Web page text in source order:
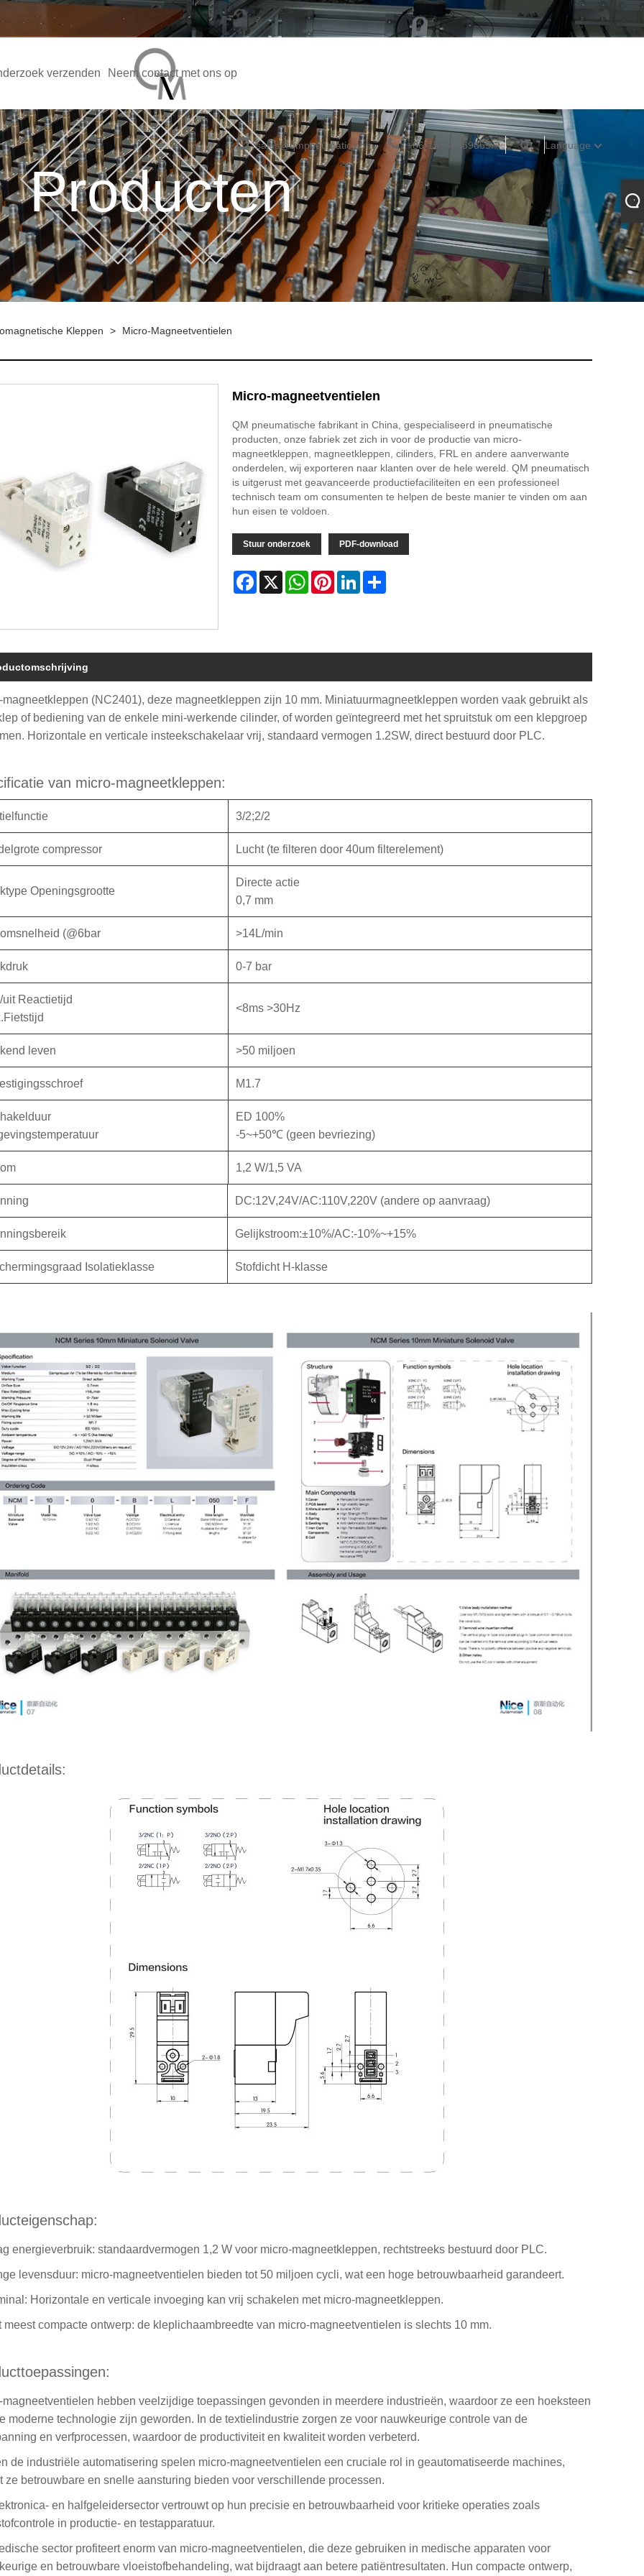
verzenden Neem contact met ons op
sales@qmpneumatic.com +86-15988669855 Language
Producten
Kleppen > Micro-Magneetventielen
Micro-magneetventielen
QM pneumatische fabrikant in China, gespecialiseerd in pneumatische
producten, onze fabriek zet zich in voor de productie van micro-
magneetkleppen, magneetkleppen, cilinders, FRL en andere aanverwante
onderdelen, wij exporteren naar klanten over de hele wereld. QM pneumatisch
is uitgerust met geavanceerde productiefaciliteiten en een professioneel
technisch team om consumenten te helpen de beste manier te vinden om aan
hun eisen te voldoen.
Stuur onderzoek PDF-download
Facebook
X WhatsAppPinterestLinkedInShare
magneetkleppen (NC2401), deze magneetkleppen zijn 10 mm. Miniatuurmagneetkleppen worden vaak gebruikt als
of bediening van de enkele mini-werkende cilinder, of worden geïntegreerd met het spruitstuk om een ​​klepgroep
Horizontale en verticale insteekschakelaar vrij, standaard vermogen 1.2SW, direct bestuurd door PLC.
van micro-magneetkleppen:
3/2;2/2
compressor Lucht (te filteren door 40um filterelement)
Openingsgrootte
Directe actie
0,7 mm
(@6bar >14L/min
0-7 bar
uit Reactietijd
<8ms >30Hz
leven >50 miljoen
M1.7
ED 100%
-5~+50℃ (geen bevriezing)
1,2 W/1,5 VA
DC:12V,24V/AC:110V,220V (andere op aanvraag)
Gelijkstroom:±10%/AC:-10%~+15%
Isolatieklasse Stofdicht H-klasse
energieverbruik: standaardvermogen 1,2 W voor micro-magneetkleppen, rechtstreeks bestuurd door PLC.
levensduur: micro-magneetventielen bieden tot 50 miljoen cycli, wat een hoge betrouwbaarheid garandeert.
Horizontale en verticale invoeging kan vrij schakelen met micro-magneetkleppen.
meest compacte ontwerp: de kleplichaambreedte van micro-magneetventielen is slechts 10 mm.
magneetventielen hebben veelzijdige toepassingen gevonden in meerdere industrieën, waardoor ze een hoeksteen
moderne technologie zijn geworden. In de textielindustrie zorgen ze voor nauwkeurige controle van de
en verfprocessen, waardoor de productiviteit en kwaliteit worden verbeterd.
de industriële automatisering spelen micro-magneetventielen een cruciale rol in geautomatiseerde machines,
ze betrouwbare en snelle aansturing bieden voor verschillende processen.
en halfgeleidersector vertrouwt op hun precisie en betrouwbaarheid voor kritieke operaties zoals
in productie- en testapparatuur.
sector profiteert enorm van micro-magneetventielen, die deze gebruiken in medische apparaten voor
en betrouwbare vloeistofbehandeling, wat bijdraagt ​​aan betere patiëntresultaten. Hun compacte ontwerp,